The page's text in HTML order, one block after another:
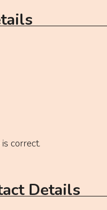
correct.
Details